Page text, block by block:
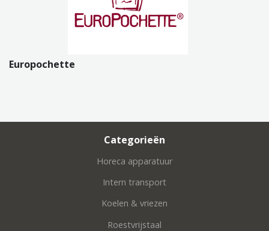
Europochette
Categorieën
Horeca apparatuur
Intern transport
Koelen & vriezen
Roestvrijstaal